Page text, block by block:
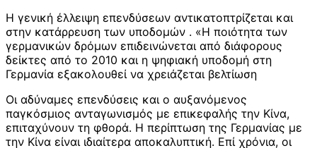
Η γενική έλλειψη επενδύσεων αντικατοπτρίζεται και
στην κατάρρευση των υποδομών . «Η ποιότητα των
γερμανικών δρόμων επιδεινώνεται από διάφορους
δείκτες από το 2010 και η ψηφιακή υποδομή στη
Γερμανία εξακολουθεί να χρειάζεται βελτίωση
Οι αδύναμες επενδύσεις και ο αυξανόμενος
παγκόσμιος ανταγωνισμός με επικεφαλής την Κίνα,
επιταχύνουν τη φθορά. Η περίπτωση της Γερμανίας με
την Κίνα είναι ιδιαίτερα αποκαλυπτική. Επί χρόνια, οι